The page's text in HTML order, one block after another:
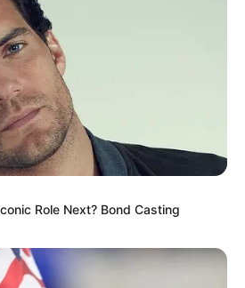
Role Next? Bond Casting